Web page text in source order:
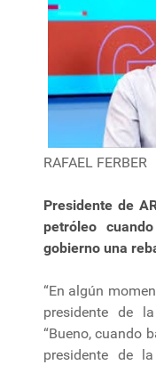
RAFAEL FERBER
Presidente de
petróleo
gobierno una
“En algún
presidente de
“Bueno, cuando
presidente de